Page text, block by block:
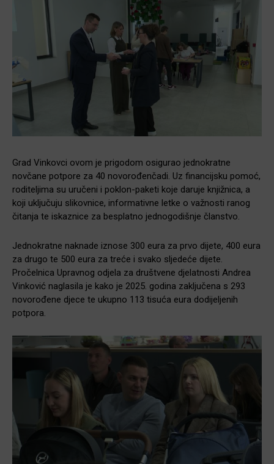
Grad Vinkovci ovom je prigodom osigurao jednokratne
novčane potpore za 40 novorođenčadi. Uz financijsku pomoć,
roditeljima su uručeni i poklon-paketi koje daruje knjižnica, a
koji uključuju slikovnice, informativne letke o važnosti ranog
čitanja te iskaznice za besplatno jednogodišnje članstvo.
Jednokratne naknade iznose 300 eura za prvo dijete, 400 eura
za drugo te 500 eura za treće i svako sljedeće dijete.
Pročelnica Upravnog odjela za društvene djelatnosti Andrea
Vinković naglasila je kako je 2025. godina zaključena s 293
novorođene djece te ukupno 113 tisuća eura dodijeljenih
potpora.